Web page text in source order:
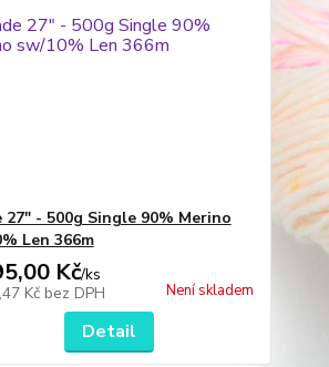
27" - 500g Single 90% Merino
Len 366m
Kč/ks
Kč bez DPH Není skladem
Detail